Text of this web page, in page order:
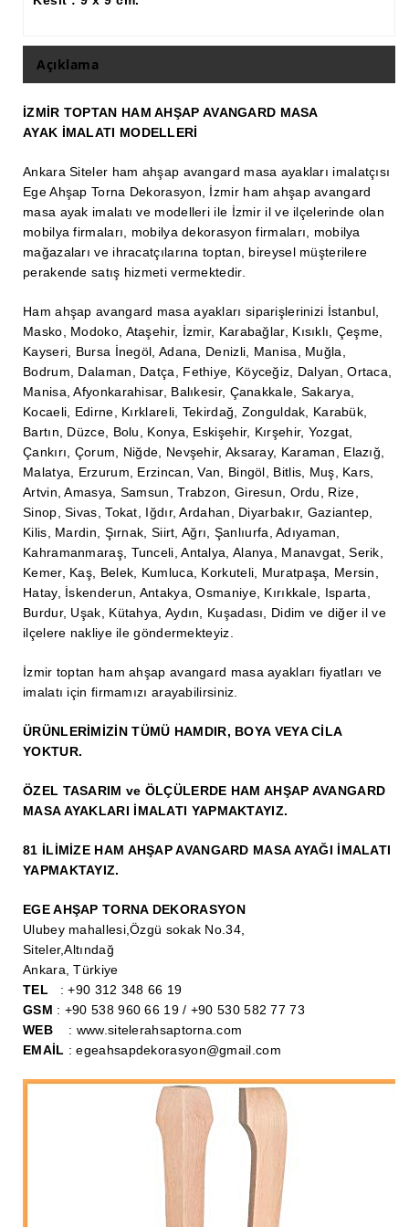
Ham Ahşap Kitaplık İmalatı, Modelleri
Ham Ahşap Vitrin İmalatı, Modelleri
Ham Ahşap Gümüşlük, Kaşıklık İmalatı, Modelleri
Ham Ahşap Josefin Koltuk İskelet İmalatı, Modelleri
Ham Ahşap Ayna Çerçeve İmalatı, Modelleri
Ham Ahşap Dekoratif Ürün İmalatı, Modelleri
Ahşap Aksesuarlar
Ahşap İşlemeli Düz Klapa
Ahşap Merdiven Dikmeleri
Ahşap Panjur ve Menfez
Ahşap Profil Çıta
Ahşap Seperatör
Ahşap Sütun
Ahşap Tavan Göbeği
Ayons Baskılı Ahşap Çıta Modelleri
Cibinlik
Cnc Ürün Çeşitleri
Diğer Ahşap Ürünler
Dekoratif Çıta İmalatı, Modelleri
İthal Ahşap Oyma İmalatı
Kapı ve Çerçeve Çıtaları
Kartonpiyer Kapı Vitrin Çıtaları
Kartonpiyer Vitrin Çıtaları
Kontra Mdf Cnc Seperatör
Kontraplak Aplik İmalatı Modelleri
Köşe ve Kartonpiyer Profilleri
Masif Üzeri Cnc Yazı, Desen, Logo İşleme
Açıklama
İZMİR TOPTAN HAM AHŞAP AVANGARD MASA
AYAK İMALATI MODELLERİ
Ankara Siteler ham ahşap avangard masa ayakları imalatçısı
Ege Ahşap Torna Dekorasyon, İzmir ham ahşap avangard
masa ayak imalatı ve modelleri ile İzmir il ve ilçelerinde olan
mobilya firmaları, mobilya dekorasyon firmaları, mobilya
mağazaları ve ihracatçılarına toptan, bireysel müşterilere
perakende satış hizmeti vermektedir.
Ham ahşap avangard masa ayakları siparişlerinizi İstanbul,
Masko, Modoko, Ataşehir, İzmir, Karabağlar, Kısıklı, Çeşme,
Kayseri, Bursa İnegöl, Adana, Denizli, Manisa, Muğla,
Bodrum, Dalaman, Datça, Fethiye, Köyceğiz, Dalyan, Ortaca,
Manisa, Afyonkarahisar, Balıkesir, Çanakkale, Sakarya,
Kocaeli, Edirne, Kırklareli, Tekirdağ, Zonguldak, Karabük,
Bartın, Düzce, Bolu, Konya, Eskişehir, Kırşehir, Yozgat,
Çankırı, Çorum, Niğde, Nevşehir, Aksaray, Karaman, Elazığ,
Malatya, Erzurum, Erzincan, Van, Bingöl, Bitlis, Muş, Kars,
Artvin, Amasya, Samsun, Trabzon, Giresun, Ordu, Rize,
Sinop, Sivas, Tokat, Iğdır, Ardahan, Diyarbakır, Gaziantep,
Kilis, Mardin, Şırnak, Siirt, Ağrı, Şanlıurfa, Adıyaman,
Kahramanmaraş, Tunceli, Antalya, Alanya, Manavgat, Serik,
Kemer, Kaş, Belek, Kumluca, Korkuteli, Muratpaşa, Mersin,
Hatay, İskenderun, Antakya, Osmaniye, Kırıkkale, Isparta,
Burdur, Uşak, Kütahya, Aydın, Kuşadası, Didim ve diğer il ve
ilçelere nakliye ile göndermekteyiz.
İzmir toptan ham ahşap avangard masa ayakları fiyatları ve
imalatı için firmamızı arayabilirsiniz.
ÜRÜNLERİMİZİN TÜMÜ HAMDIR, BOYA VEYA CİLA
YOKTUR.
ÖZEL TASARIM ve ÖLÇÜLERDE HAM AHŞAP AVANGARD
MASA AYAKLARI İMALATI YAPMAKTAYIZ.
81 İLİMİZE HAM AHŞAP AVANGARD MASA AYAĞI İMALATI
YAPMAKTAYIZ.
EGE AHŞAP TORNA DEKORASYON
Ulubey mahallesi,Özgü sokak No.34,
Siteler,Altındağ
Ankara, Türkiye
TEL : +90 312 348 66 19
GSM : +90 538 960 66 19 / +90 530 582 77 73
WEB : www.sitelerahsaptorna.com
EMAİL : egeahsapdekorasyon@gmail.com